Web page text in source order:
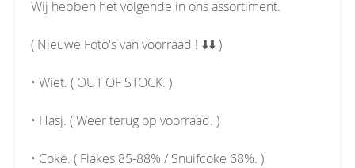
Wij hebben het volgende in ons assortiment.
( Nieuwe Foto's van voorraad ! ⬇️⬇️ )
• Wiet. ( OUT OF STOCK. )
• Hasj. ( Weer terug op voorraad. )
• Coke. ( Flakes 85-88% / Snuifcoke 68%. )